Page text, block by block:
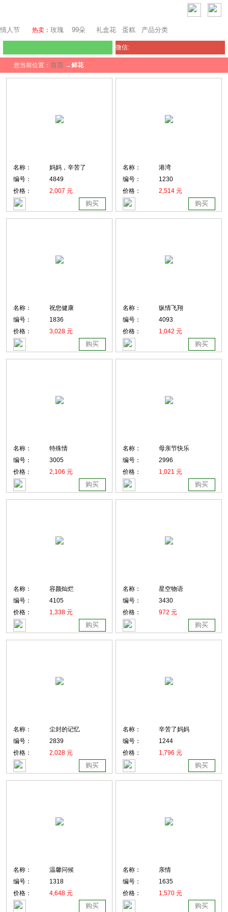
情人节 热卖： 玫瑰 99朵 礼盒花 蛋糕 产品分类
微信:
您当前位置： 首页 →鲜花
名称：
妈妈，辛苦了
编号：
4849
价格：
2,007 元
购买
名称：
港湾
编号：
1230
价格：
2,514 元
购买
名称：
祝您健康
编号：
1836
价格：
3,028 元
购买
名称：
纵情飞翔
编号：
4093
价格：
1,042 元
购买
名称：
特殊情
编号：
3005
价格：
2,106 元
购买
名称：
母亲节快乐
编号：
2996
价格：
1,021 元
购买
名称：
容颜灿烂
编号：
4105
价格：
1,338 元
购买
名称：
星空物语
编号：
3430
价格：
972 元
购买
名称：
尘封的记忆
编号：
2839
价格：
2,028 元
购买
名称：
辛苦了妈妈
编号：
1244
价格：
1,796 元
购买
名称：
温馨问候
编号：
1318
价格：
4,648 元
购买
名称：
亲情
编号：
1635
价格：
1,570 元
购买